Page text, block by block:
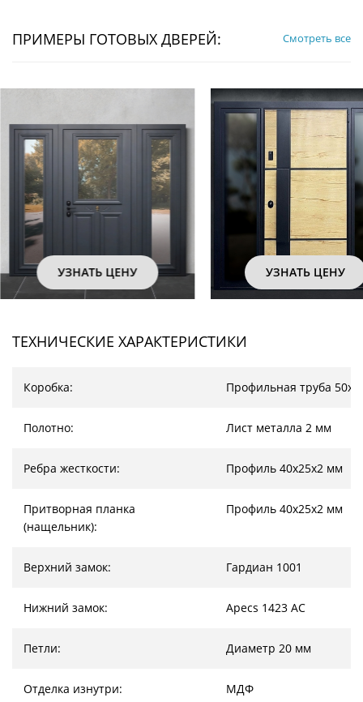
ПРИМЕРЫ ГОТОВЫХ ДВЕРЕЙ: Смотреть все
ЦЕНУ УЗНАТЬ ЦЕНУ
ТЕХНИЧЕСКИЕ ХАРАКТЕРИСТИКИ
Коробка: Профильная труба
Полотно: Лист металла 2 мм
Ребра жесткости: Профиль 40х25х2 мм
Притворная планка
(нащельник):
Профиль 40х25х2 мм
Верхний замок: Гардиан 1001
Нижний замок: Apecs 1423 AC
Петли: Диаметр 20 мм
Отделка изнутри: МДФ